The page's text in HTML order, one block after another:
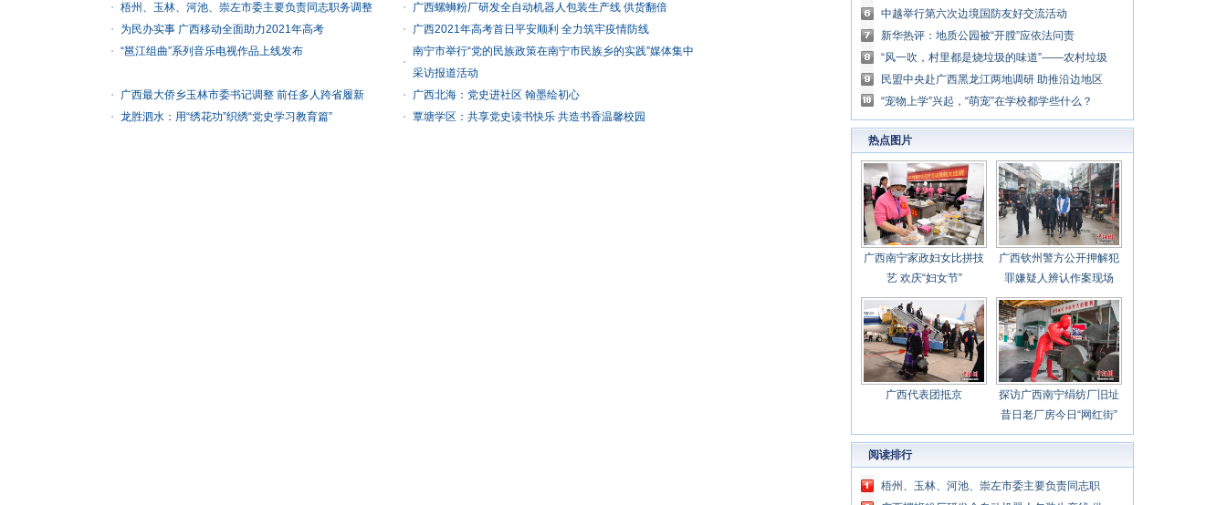
梧州、玉林、河池、崇左市委主要负责同志职务调整
广西螺蛳粉厂研发全自动机器人包装生产线 供货翻倍
为民办实事 广西移动全面助力2021年高考
广西2021年高考首日平安顺利 全力筑牢疫情防线
“邕江组曲”系列音乐电视作品上线发布
南宁市举行“党的民族政策在南宁市民族乡的实践”媒体集中
采访报道活动
广西最大侨乡玉林市委书记调整 前任多人跨省履新
广西北海：党史进社区 翰墨绘初心
龙胜泗水：用“绣花功”织绣“党史学习教育篇”
覃塘学区：共享党史读书快乐 共造书香温馨校园
中国共产党说话算数
中越举行第六次边境国防友好交流活动
新华热评：地质公园被“开膛”应依法问责
“风一吹，村里都是烧垃圾的味道”——农村垃圾
处理谁来管？
民盟中央赴广西黑龙江两地调研 助推沿边地区
加快布局发展
“宠物上学”兴起，“萌宠”在学校都学些什么？
热点图片
广西南宁家政妇女比拼技
艺 欢庆“妇女节”
广西钦州警方公开押解犯
罪嫌疑人辨认作案现场
广西代表团抵京
探访广西南宁绢纺厂旧址
昔日老厂房今日“网红街”
阅读排行
梧州、玉林、河池、崇左市委主要负责同志职